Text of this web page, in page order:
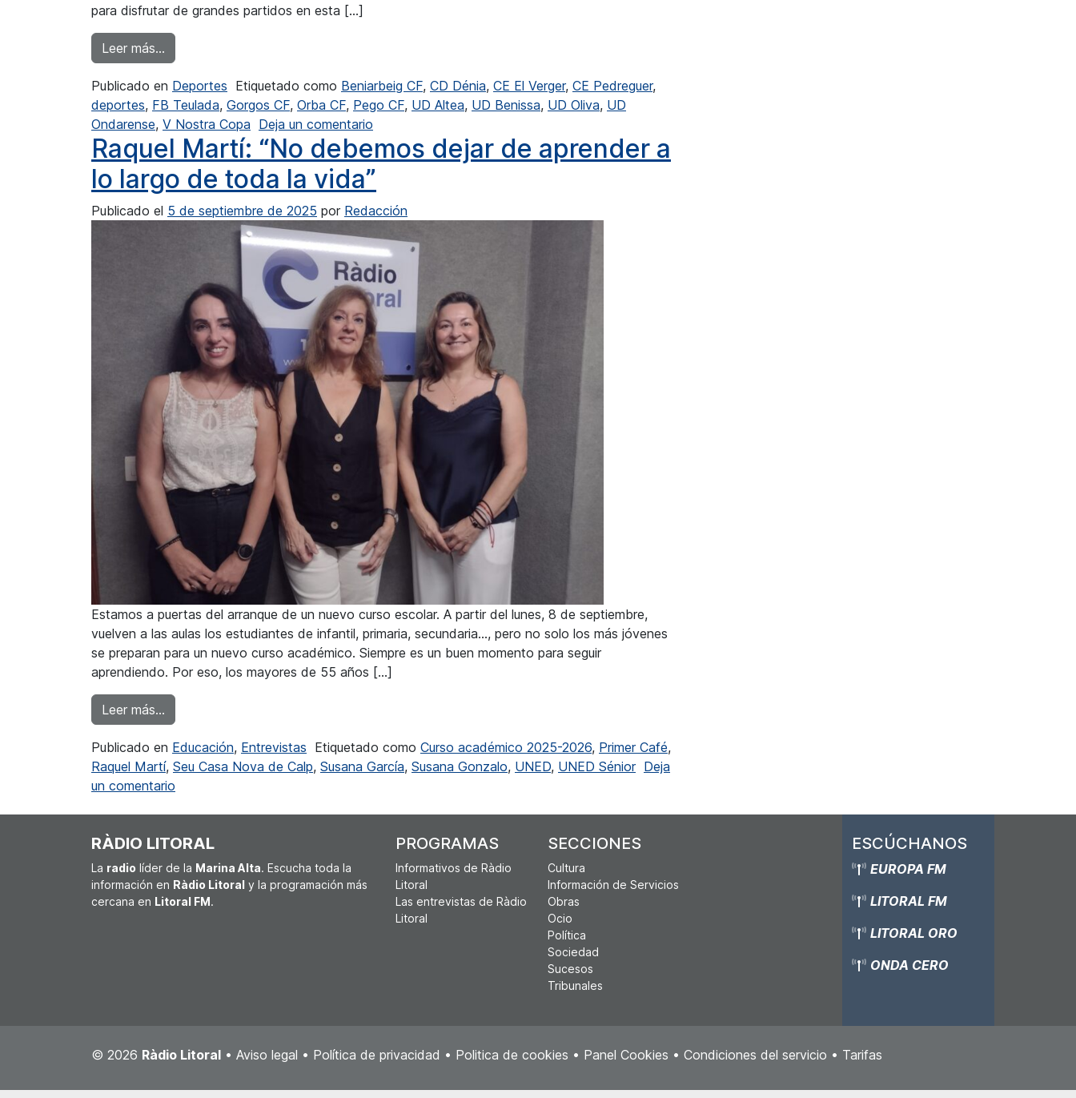
para disfrutar de grandes partidos en esta […]
Leer más…
Publicado en Deportes Etiquetado como Beniarbeig CF, CD Dénia, CE El Verger, CE Pedreguer,
deportes, FB Teulada, Gorgos CF, Orba CF, Pego CF, UD Altea, UD Benissa, UD Oliva, UD
Ondarense, V Nostra Copa Deja un comentario
Raquel Martí: “No debemos dejar de aprender a
lo largo de toda la vida”
Publicado el 5 de septiembre de 2025 por Redacción
Estamos a puertas del arranque de un nuevo curso escolar. A partir del lunes, 8 de septiembre,
vuelven a las aulas los estudiantes de infantil, primaria, secundaria…, pero no solo los más jóvenes
se preparan para un nuevo curso académico. Siempre es un buen momento para seguir
aprendiendo. Por eso, los mayores de 55 años […]
Leer más…
Publicado en Educación, Entrevistas Etiquetado como Curso académico 2025-2026, Primer Café,
Raquel Martí, Seu Casa Nova de Calp, Susana García, Susana Gonzalo, UNED, UNED Sénior Deja
un comentario
RÀDIO LITORAL
La radio líder de la Marina Alta. Escucha toda la
información en Ràdio Litoral y la programación más
cercana en Litoral FM.
PROGRAMAS
Informativos de Ràdio
Litoral
Las entrevistas de Ràdio
Litoral
SECCIONES
Cultura
Información de Servicios
Obras
Ocio
Política
Sociedad
Sucesos
Tribunales
ESCÚCHANOS
EUROPA FM
LITORAL FM
LITORAL ORO
ONDA CERO
© 2026 Ràdio Litoral • Aviso legal • Política de privacidad • Politica de cookies • Panel Cookies • Condiciones del servicio • Tarifas